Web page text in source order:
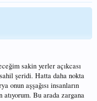
sakin yerler açıkcası
şeridi. Hatta daha nokta
onun aşşağısı insanların
Bu arada zargana